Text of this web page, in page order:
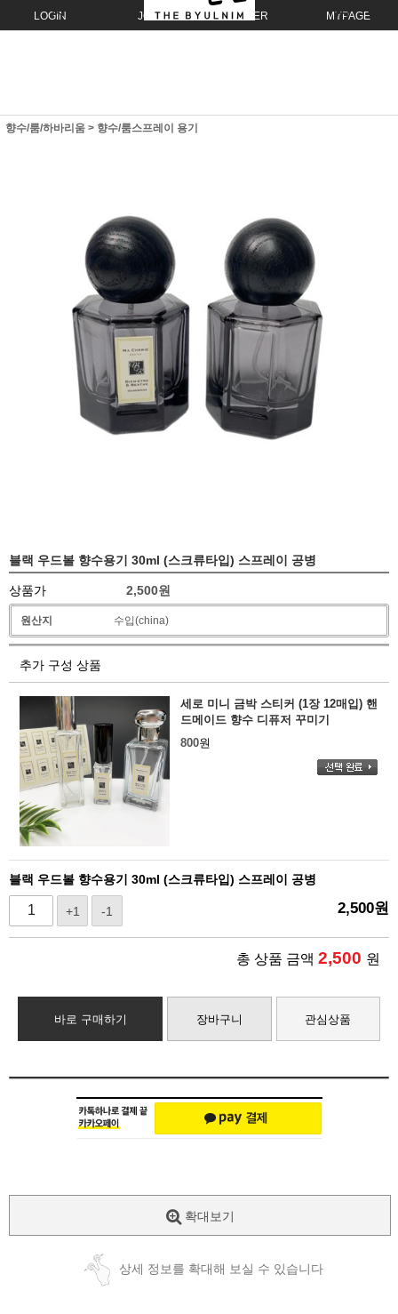
LOGIN JOIN ORDER MYPAGE
향수/룸/하바리움 > 향수/룸스프레이 용기
블랙 우드볼 향수용기 30ml (스크류타입) 스프레이 공병
상품가 2,500원
원산지 수입(china)
추가 구성 상품
세로 미니 금박 스티커 (1장 12매입) 핸
드메이드 향수 디퓨저 꾸미기
800원
블랙 우드볼 향수용기 30ml (스크류타입) 스프레이 공병
+1 -1 2,500원
총 상품 금액 2,500 원
바로 구매하기 장바구니 관심상품
확대보기
상세 정보를 확대해 보실 수 있습니다